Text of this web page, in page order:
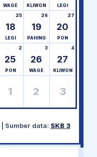
WAGE KLIWON LEGI
18
25
LEGI
19
26
PAHING
20
27
PON
25
2
PON
26
3
WAGE
27
4
KLIWON
1 2 3
| Sumber data: SKB 3